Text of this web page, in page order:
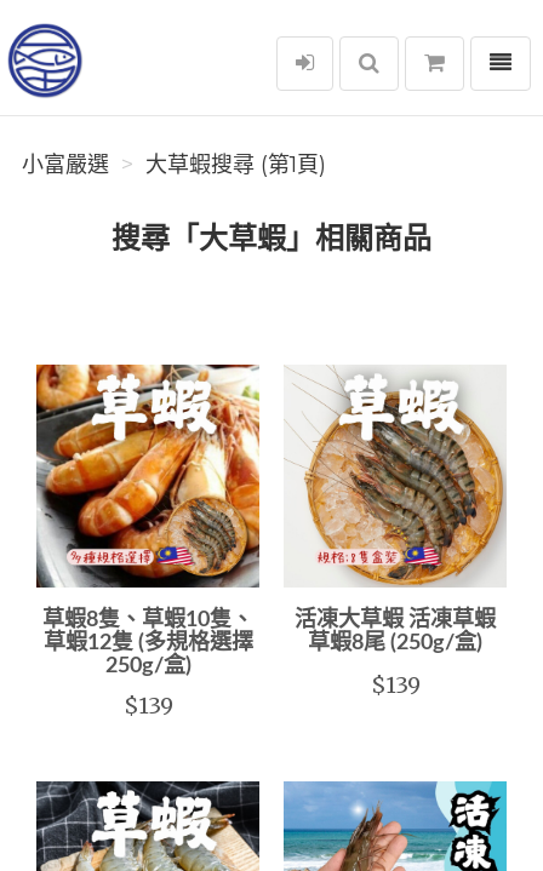
小富嚴選
選單
小富嚴選 大草蝦搜尋 (第1頁)
搜尋「大草蝦」相關商品
草蝦8隻、草蝦10隻、
草蝦12隻 (多規格選擇
250g/盒)
$139
活凍大草蝦 活凍草蝦
草蝦8尾 (250g/盒)
$139